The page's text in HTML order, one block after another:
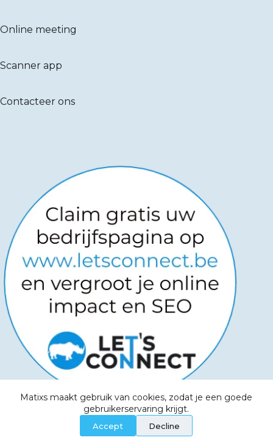
Matixs maakt gebruik van cookies, zodat je een goede
gebruikerservaring krijgt.
Accept Decline
Online meeting
Scanner app
Contacteer ons
Copyright © 2026-Powered by
Websitemanagers
Algemene voorwaarden -
Privacy Policy - Aanvaardbaar beleid - Cookies -